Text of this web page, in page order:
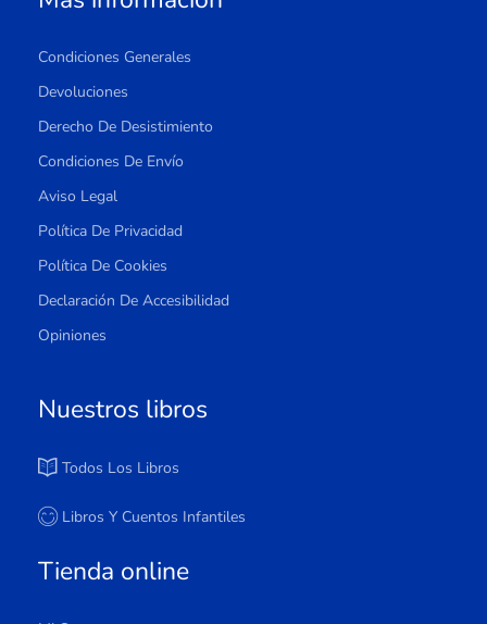
Condiciones Generales
Devoluciones
Derecho De Desistimiento
Condiciones De Envío
Aviso Legal
Política De Privacidad
Política De Cookies
Declaración De Accesibilidad
Opiniones
Nuestros libros
Todos Los Libros
Libros Y Cuentos Infantiles
Tienda online